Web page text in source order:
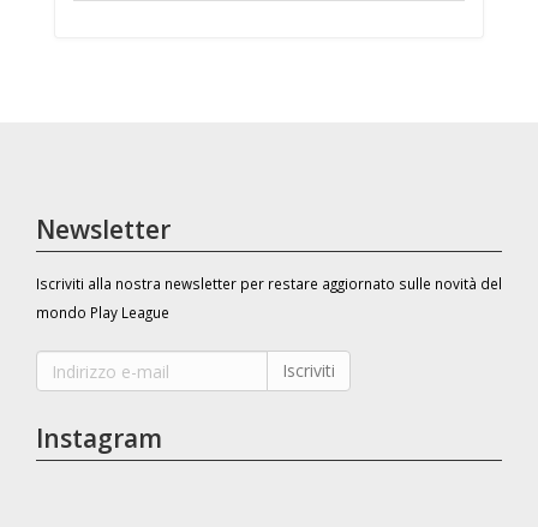
Newsletter
Iscriviti alla nostra newsletter per restare aggiornato sulle novità del
mondo Play League
Iscriviti
Instagram